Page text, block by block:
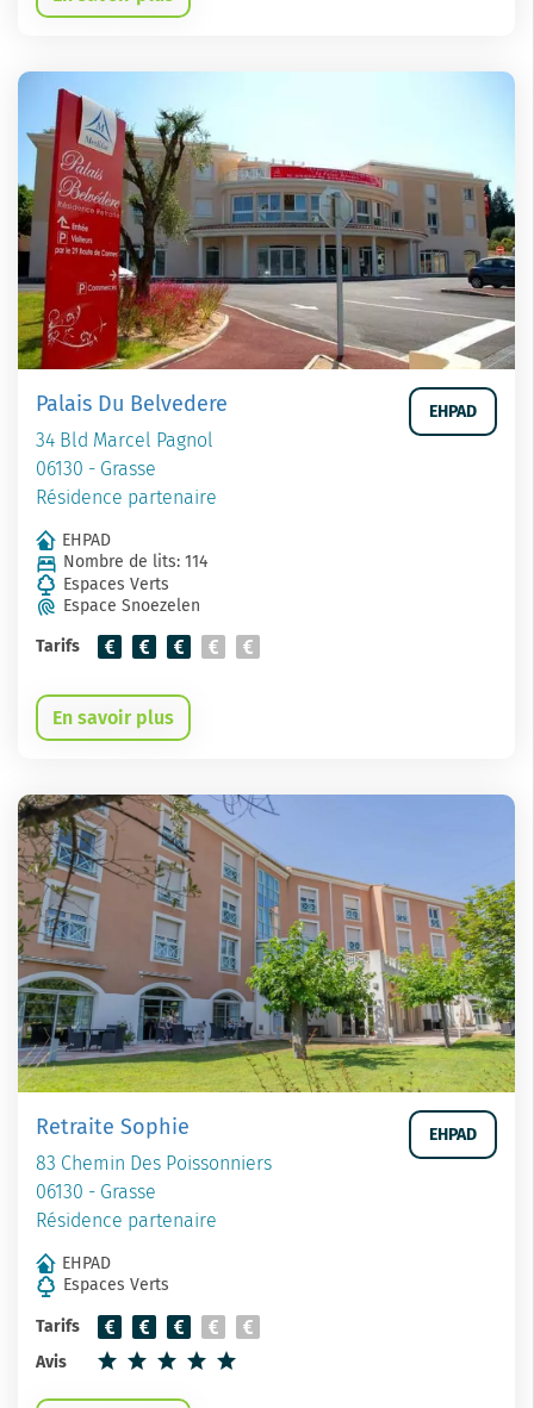
Palais Du Belvedere
34 Bld Marcel Pagnol
06130 - Grasse
Résidence partenaire
EHPAD
EHPAD
Nombre de lits: 114
Espaces Verts
Espace Snoezelen
Tarifs
En savoir plus
Retraite Sophie
83 Chemin Des Poissonniers
06130 - Grasse
Résidence partenaire
EHPAD
EHPAD
Espaces Verts
Tarifs
Avis